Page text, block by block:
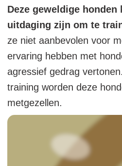
Deze geweldige honden
uitdaging zijn om te
ze niet aanbevolen voor
ervaring hebben met
agressief gedrag
training worden deze
metgezellen.